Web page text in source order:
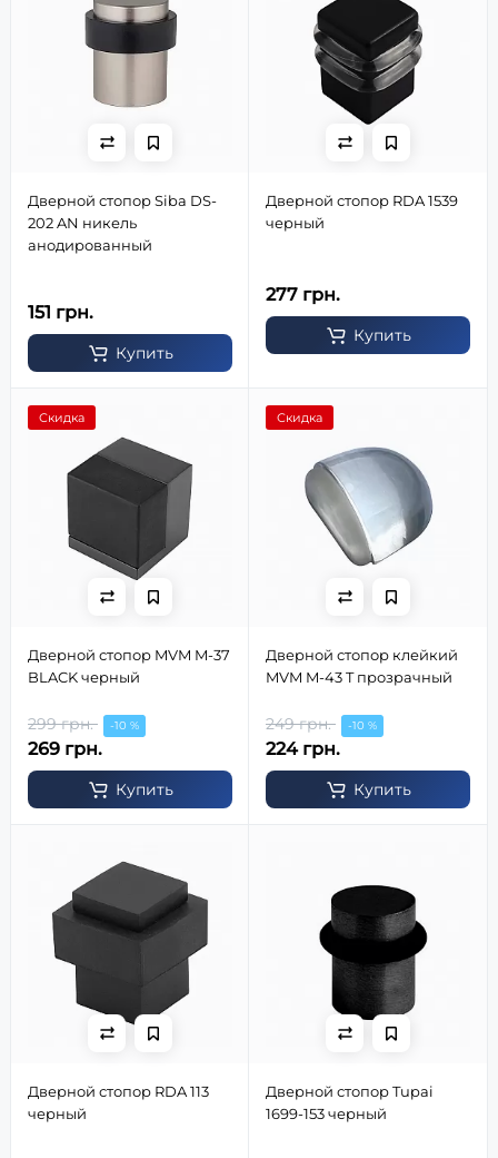
Дверной стопор Siba DS-
202 AN никель
анодированный
151 грн.
Купить
Дверной стопор RDA 1539
черный
277 грн.
Купить
Скидка
Дверной стопор MVM M-37
BLACK черный
299 грн. -10 %
269 грн.
Купить
Скидка
Дверной стопор клейкий
MVM M-43 T прозрачный
249 грн. -10 %
224 грн.
Купить
Дверной стопор RDA 113
черный
Дверной стопор Tupai
1699-153 черный